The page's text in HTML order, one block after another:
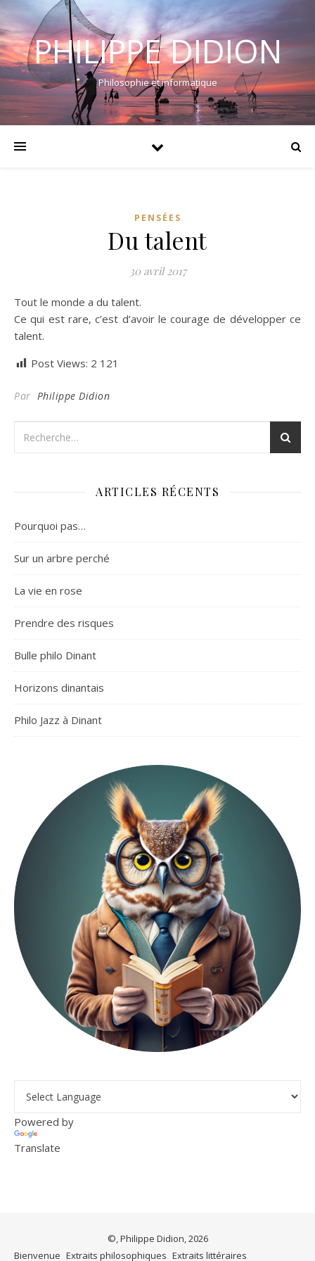
PHILIPPE DIDION
Philosophie et informatique
PENSÉES
Du talent
30 avril 2017
Tout le monde a du talent.
Ce qui est rare, c’est d’avoir le courage de développer ce
talent.
Post Views: 2 121
Par Philippe Didion
ARTICLES RÉCENTS
Pourquoi pas…
Sur un arbre perché
La vie en rose
Prendre des risques
Bulle philo Dinant
Horizons dinantais
Philo Jazz à Dinant
Powered by
Translate
©, Philippe Didion, 2026
Bienvenue Extraits philosophiques Extraits littéraires